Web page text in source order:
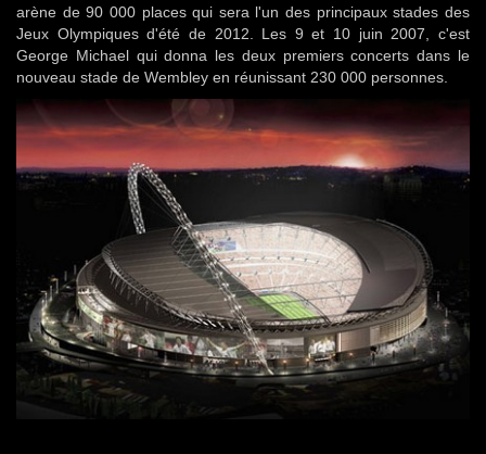
arène de 90 000 places qui sera l'un des principaux stades des
Jeux Olympiques d'été de 2012. Les 9 et 10 juin 2007, c'est
George Michael qui donna les deux premiers concerts dans le
nouveau stade de Wembley en réunissant 230 000 personnes.